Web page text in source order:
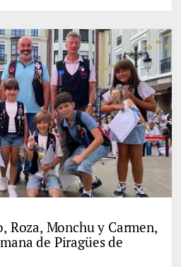
Roza, Monchu y Carmen,
de Piragües de